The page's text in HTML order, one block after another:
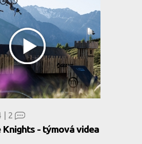
| 2
Knights - týmová videa